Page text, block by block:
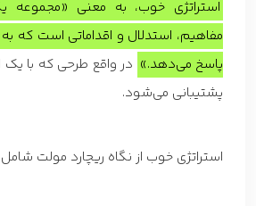
استراتژی خوب، به معنی «مجموعه
مفاهیم، استدلال و اقداماتی است که
پاسخ ‌می‌دهد.» در واقع طرحی که با یک
پشتیبانی می‌شود.
استراتژی خوب از نگاه ریچارد مولت